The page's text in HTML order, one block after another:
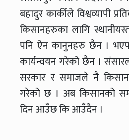
बहादुर कार्कीले विश्वव्यापी
किसानहरुका लागि
पनि ऐन कानुनहरु छैन ।
कार्यन्वयन गरेको छैन ।
सरकार र समाजले नै
गरेको छ । अब किसानको
दिन आउँछ कि आउँदैन ।